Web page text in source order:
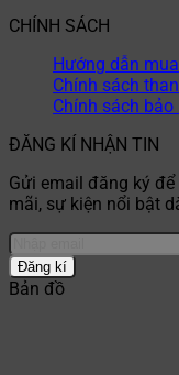
CHÍNH SÁCH
Hướng dẫn
Chính sách
Chính sách bảo
ĐĂNG KÍ NHẬN TIN
Gửi email đăng ký
mãi, sự kiện nổi bật
Bản đồ